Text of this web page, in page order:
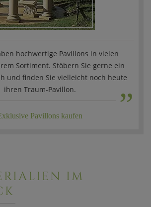
hochwertige Pavillons in vielen
Sortiment. Stöbern Sie gerne ein
und finden Sie vielleicht noch heute
ihren Traum-Pavillon.
„
Pavillons kaufen
IM